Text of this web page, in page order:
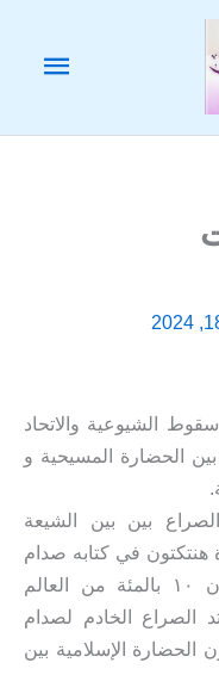
الشيوعية والاتحاد
الحضارة المسيحية و
بين بين الشيعة
في كتابه صدام
الحضارات. وبما أن الشيعة لايشكلون ١٠ بالمئة من العالم
الصراع الخادم لصدام
الحضارة الإسلامية بين